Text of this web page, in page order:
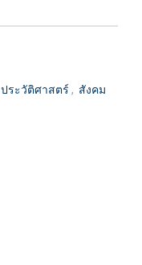
ประวัติศาสตร์ , สังคม